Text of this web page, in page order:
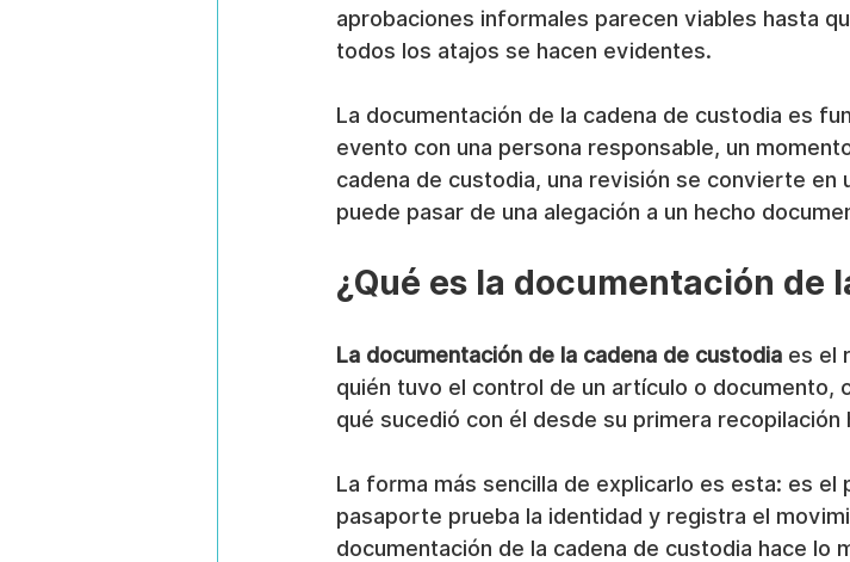
aprobaciones informales parecen viables hasta
todos los atajos se hacen evidentes.
La documentación de la cadena de custodia es
evento con una persona responsable, un
cadena de custodia, una revisión se convierte en
puede pasar de una alegación a un hecho
¿Qué es la documentación de
La documentación de la cadena de custodia es el
quién tuvo el control de un artículo o documento,
qué sucedió con él desde su primera recopilación
La forma más sencilla de explicarlo es esta: es el
pasaporte prueba la identidad y registra el
documentación de la cadena de custodia hace lo